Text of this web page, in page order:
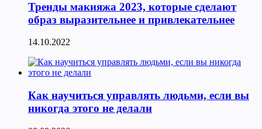
Тренды макияжа 2023, которые сделают
образ выразительнее и привлекательнее
14.10.2022
Как научиться управлять людьми, если вы
никогда этого не делали